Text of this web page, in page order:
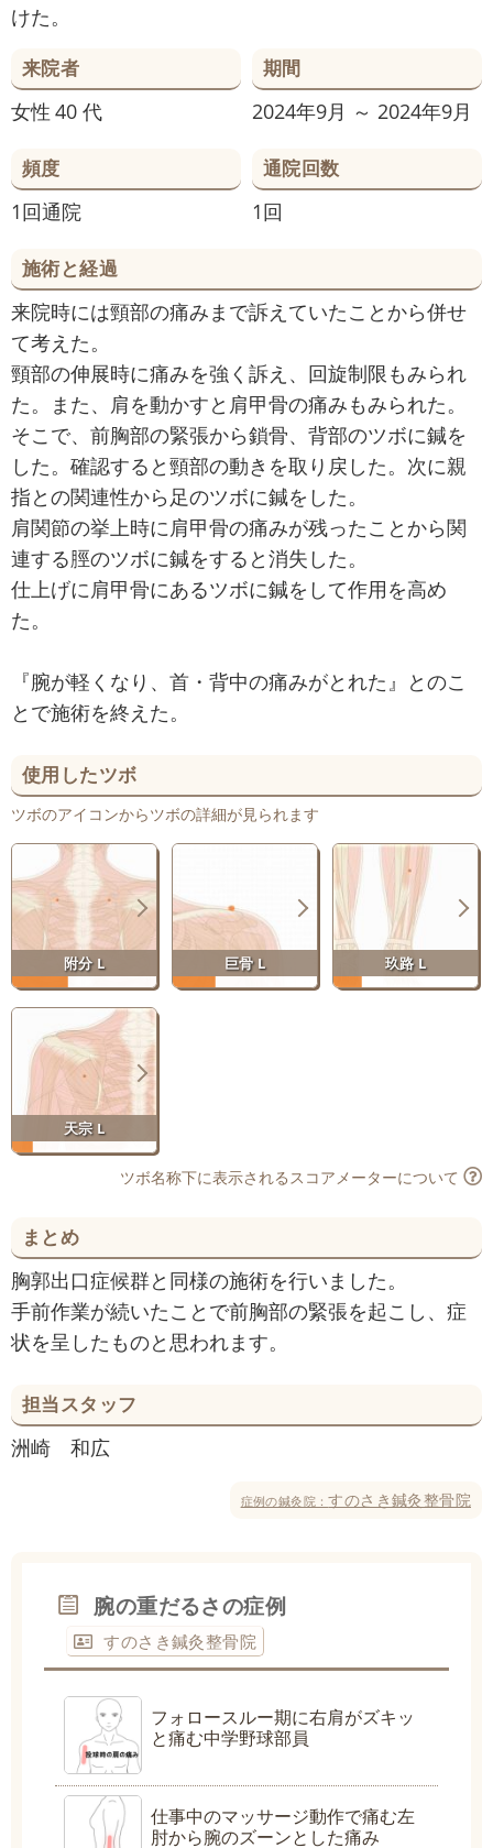
けた。
来院者
女性 40 代
期間
2024年9月 ～ 2024年9月
頻度
1回通院
通院回数
1回
施術と経過
来院時には頸部の痛みまで訴えていたことから併せ
て考えた。
頸部の伸展時に痛みを強く訴え、回旋制限もみられ
た。また、肩を動かすと肩甲骨の痛みもみられた。
そこで、前胸部の緊張から鎖骨、背部のツボに鍼を
した。確認すると頸部の動きを取り戻した。次に親
指との関連性から足のツボに鍼をした。
肩関節の挙上時に肩甲骨の痛みが残ったことから関
連する脛のツボに鍼をすると消失した。
仕上げに肩甲骨にあるツボに鍼をして作用を高め
た。
『腕が軽くなり、首・背中の痛みがとれた』とのこ
とで施術を終えた。
使用したツボ
ツボのアイコンからツボの詳細が見られます
附分 L 巨骨 L 玖路 L
天宗 L
ツボ名称下に表示されるスコアメーターについて
まとめ
胸郭出口症候群と同様の施術を行いました。
手前作業が続いたことで前胸部の緊張を起こし、症
状を呈したものと思われます。
担当スタッフ
洲崎 和広
症例の鍼灸院：すのさき鍼灸整骨院
腕の重だるさの症例
すのさき鍼灸整骨院
フォロースルー期に右肩がズキッ
と痛む中学野球部員
仕事中のマッサージ動作で痛む左
肘から腕のズーンとした痛み